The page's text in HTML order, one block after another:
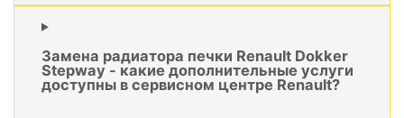
Замена радиатора печки Renault Dokker
Stepway - какие дополнительные услуги
доступны в сервисном центре Renault?